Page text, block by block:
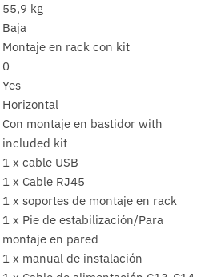
55,9 kg
Baja
Montaje en rack con kit
0
Yes
Horizontal
Con montaje en bastidor with
included kit
1 x cable USB
1 x Cable RJ45
1 x soportes de montaje en rack
1 x Pie de estabilización/Para
montaje en pared
1 x manual de instalación